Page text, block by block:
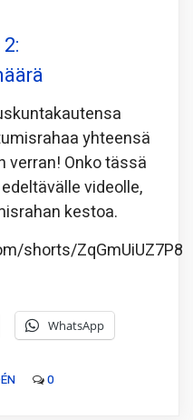
yhteensä
verran! Onko tässä
videolle,
kestoa.
shorts/ZqGmUiUZ7P8
WhatsApp
0